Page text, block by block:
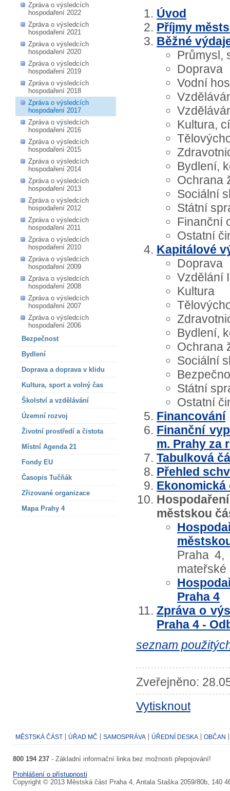
Zpráva o výsledcích
hospodaření 2022
Zpráva o výsledcích
hospodaření 2021
Zpráva o výsledcích
hospodaření 2020
Zpráva o výsledcích
hospodaření 2019
Zpráva o výsledcích
hospodaření 2018
Zpráva o výsledcích
hospodaření 2017
Zpráva o výsledcích
hospodaření 2016
Zpráva o výsledcích
hospodaření 2015
Zpráva o výsledcích
hospodaření 2014
Zpráva o výsledcích
hospodaření 2013
Zpráva o výsledcích
hospodaření 2012
Zpráva o výsledcích
hospodaření 2011
Zpráva o výsledcích
hospodaření 2010
Zpráva o výsledcích
hospodaření 2009
Zpráva o výsledcích
hospodaření 2008
Zpráva o výsledcích
hospodaření 2007
Zpráva o výsledcích
hospodaření 2006
Bezpečnost
Bydlení
Doprava a doprava v klidu
Kultura, sport a volný čas
Školství a vzdělávání
Územní rozvoj
Životní prostředí a čistota
Místní Agenda 21
Fondy EU
Časopis Tučňák
Zřizované organizace
Mapa Prahy 4
Úvod
Příjmy
Běžné
Průmysl,
Doprava
Vodní
Kultura,
Bydlení,
Ochrana
Sociální
Státní
Finanční
Ostatní
Kapitálové
Doprava
Vzdělání
Kultura
Bydlení,
Ochrana
Sociální
Státní
Ostatní
Financování
Finanční
m. Prahy za
Tabulková
Přehled
městskou
Praha
mateřské
Praha 4
Zpráva o
Praha 4 -
seznam
Zveřejněno:
Vytisknout
MĚSTSKÁ ČÁST ÚŘAD MČ SAMOSPRÁVA ÚŘEDNÍ DESKA OBČAN
800 194 237 - Základní informační linka bez možnosti přepojování!
Prohlášení o přístupnosti
Copyright © 2013 Městská část Praha 4, Antala Staška 2059/80b, 140